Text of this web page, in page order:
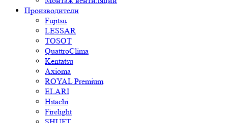
Производители
Fujitsu
LESSAR
TOSOT
QuattroClima
Kentatsu
Axioma
ROYAL Premium
ELARI
Hitachi
Firelight